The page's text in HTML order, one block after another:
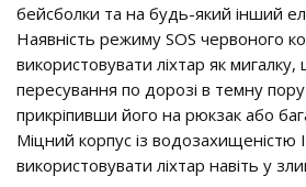
бейсболки та на будь-який інший
Наявність режиму SOS червоного
використовувати ліхтар як
пересування по дорозі в темну
прикріпивши його на рюкзак або
Міцний корпус із водозахищеністю
використовувати ліхтар навіть у